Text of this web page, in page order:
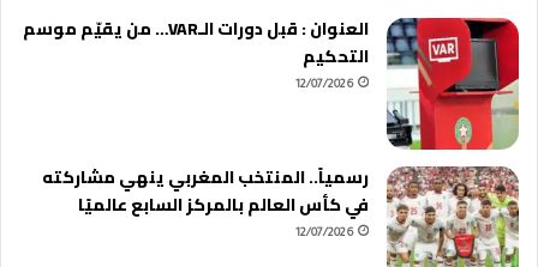
العنوان : قبل دورات الـVAR… من يقيّم موسم
التحكيم
12/07/2026
رسمياً.. المنتخب المغربي ينهي مشاركته
في كأس العالم بالمركز السابع عالميًا
12/07/2026